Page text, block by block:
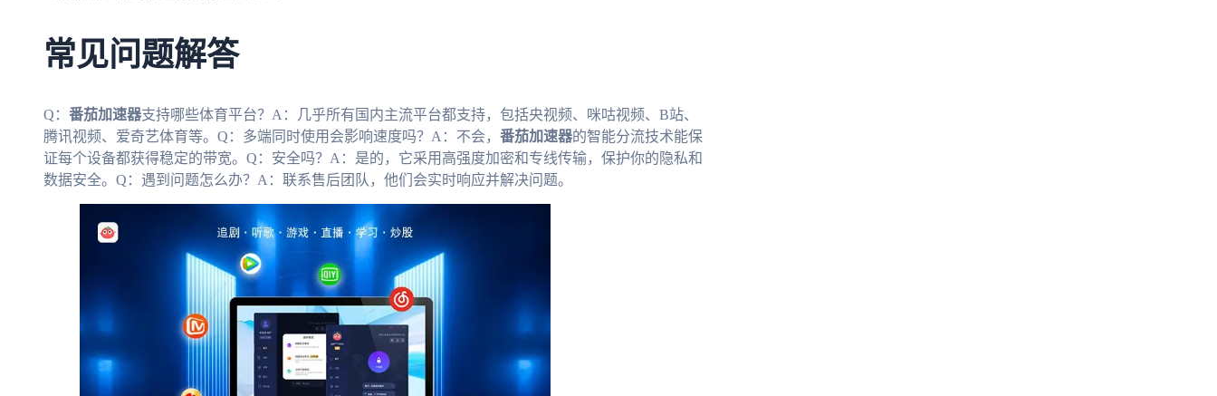
常见问题解答
Q： 番茄加速器支持哪些体育平台？A：几乎所有国内主流平台都支持，包括央视频、咪咕视频、B站、
腾讯视频、爱奇艺体育等。Q：多端同时使用会影响速度吗？A：不会， 番茄加速器的智能分流技术能保
证每个设备都获得稳定的带宽。Q：安全吗？A：是的，它采用高强度加密和专线传输，保护你的隐私和
数据安全。Q：遇到问题怎么办？A：联系售后团队，他们会实时响应并解决问题。